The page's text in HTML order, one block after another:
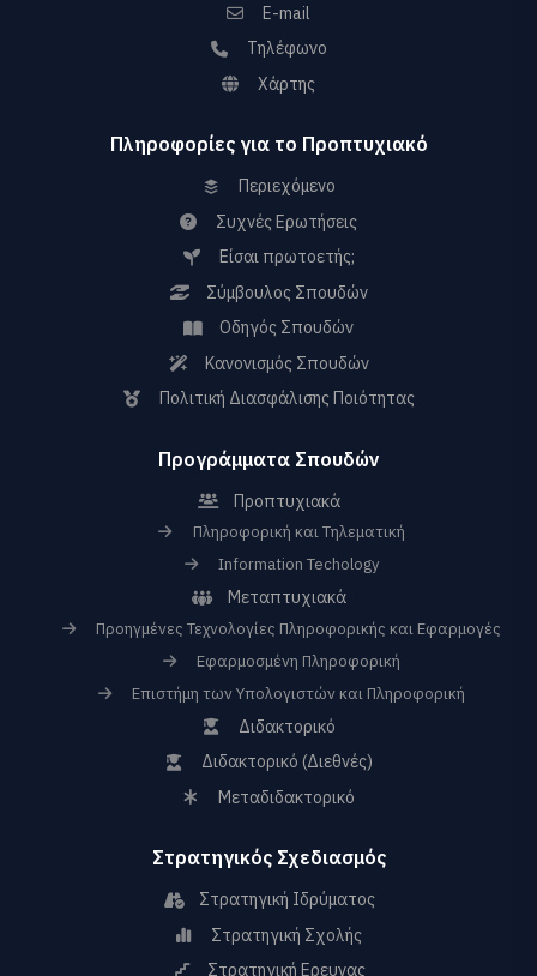
E-mail
Τηλέφωνο
Χάρτης
Πληροφορίες για το Προπτυχιακό
Περιεχόμενο
Συχνές Ερωτήσεις
Είσαι πρωτοετής;
Σύμβουλος Σπουδών
Οδηγός Σπουδών
Κανονισμός Σπουδών
Πολιτική Διασφάλισης Ποιότητας
Προγράμματα Σπουδών
Προπτυχιακά
Πληροφορική και Τηλεματική
Information Techology
Μεταπτυχιακά
Προηγμένες Τεχνολογίες Πληροφορικής και Εφαρμογές
Εφαρμοσμένη Πληροφορική
Επιστήμη των Υπολογιστών και Πληροφορική
Διδακτορικό
Διδακτορικό (Διεθνές)
Μεταδιδακτορικό
Στρατηγικός Σχεδιασμός
Στρατηγική Ιδρύματος
Στρατηγική Σχολής
Στρατηγική Ερευνας